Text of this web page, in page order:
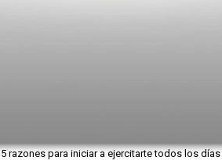
5 razones para iniciar a ejercitarte todos los días